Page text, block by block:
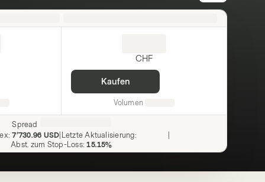
CHF
Kaufen
Volumen
Spread
: 7’730.96 USD Letzte Aktualisierung:
Abst. zum Stop-Loss: 15.15%